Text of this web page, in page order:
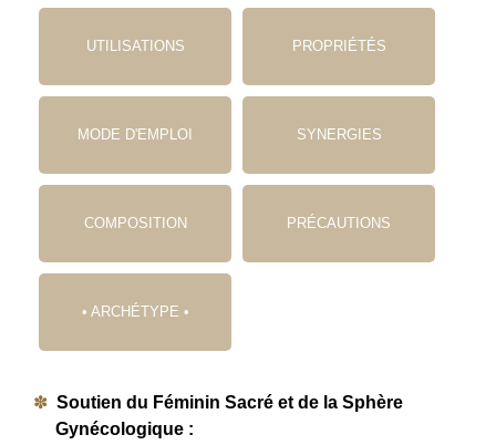
UTILISATIONS PROPRIÉTÉS
MODE D'EMPLOI SYNERGIES
COMPOSITION PRÉCAUTIONS
• ARCHÉTYPE •
Soutien du Féminin Sacré et de la Sphère
Gynécologique :